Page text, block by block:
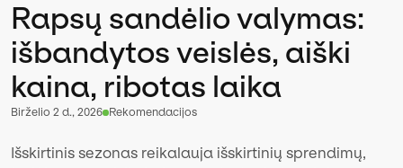
Rapsų sandėlio valymas:
išbandytos veislės, aiški
kaina, ribotas laika
birželio 2 d., 2026 Rekomendacijos
Išskirtinis sezonas reikalauja išskirtinių sprendimų,